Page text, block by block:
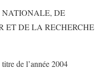
NATIONALE, DE
ET DE LA RECHERCHE
de l’année 2004